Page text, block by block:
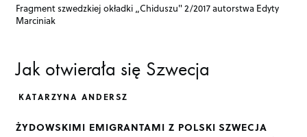
Fragment szwedzkiej okładki „Chiduszu" 2/2017 autorstwa Edyty
Marciniak
Jak otwierała się Szwecja
KATARZYNA ANDERSZ
ŻYDOWSKIMI EMIGRANTAMI Z POLSKI SZWECJA